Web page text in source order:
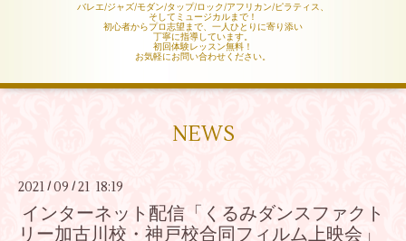
バレエ/ジャズ/モダン/タップ/ロック/アフリカン/ピラティス、
そしてミュージカルまで！
初心者からプロ志望まで、一人ひとりに寄り添い
丁寧に指導しています。
初回体験レッスン無料！
お気軽にお問い合わせください。
NEWS
2021 / 09 / 21 18:19
インターネット配信「くるみダンスファクト
リー加古川校・神戸校合同フィルム上映会」